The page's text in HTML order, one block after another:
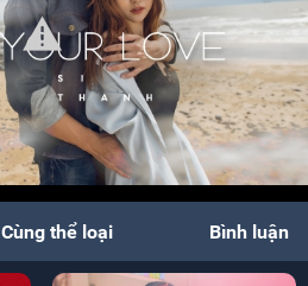
Cùng thể loại Bình luận